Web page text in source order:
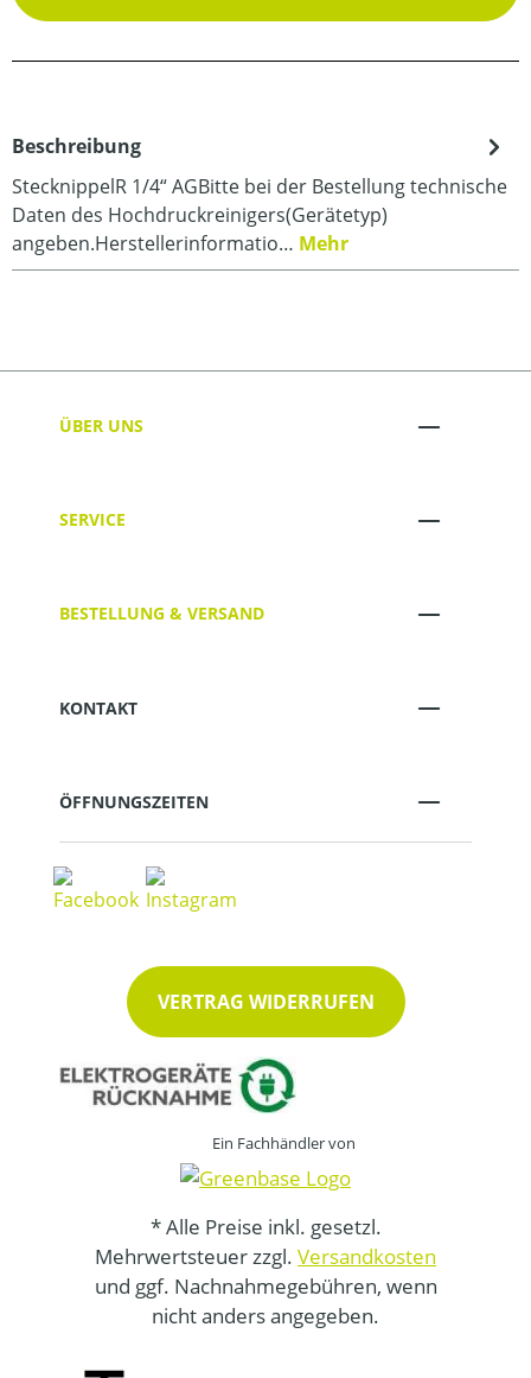
Beschreibung
StecknippelR 1/4“ AGBitte bei der Bestellung technische
Daten des Hochdruckreinigers(Gerätetyp)
angeben.Herstellerinformatio… Mehr
ÜBER UNS
SERVICE
BESTELLUNG & VERSAND
KONTAKT
ÖFFNUNGSZEITEN
VERTRAG WIDERRUFEN
Ein Fachhändler von
* Alle Preise inkl. gesetzl.
Mehrwertsteuer zzgl. Versandkosten
und ggf. Nachnahmegebühren, wenn
nicht anders angegeben.